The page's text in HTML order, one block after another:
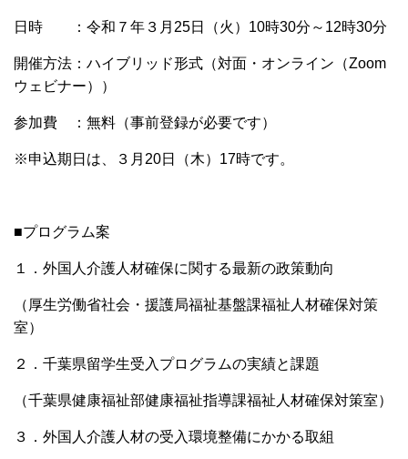
日時 ：令和７年３月25日（火）10時30分～12時30分
開催方法：ハイブリッド形式（対面・オンライン（Zoom
ウェビナー））
参加費 ：無料（事前登録が必要です）
※申込期日は、３月20日（木）17時です。
■プログラム案
１．外国人介護人材確保に関する最新の政策動向
（厚生労働省社会・援護局福祉基盤課福祉人材確保対策
室）
２．千葉県留学生受入プログラムの実績と課題
（千葉県健康福祉部健康福祉指導課福祉人材確保対策室）
３．外国人介護人材の受入環境整備にかかる取組